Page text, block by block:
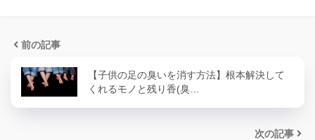
前の記事
【子供の足の臭いを消す方法】根本解決して
くれるモノと残り香(臭…
次の記事